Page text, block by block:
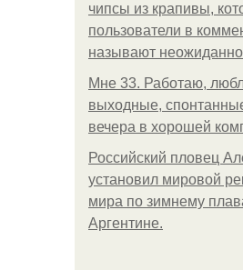
чипсы из крапивы,
пользователи в
называют
Мне 33. Работаю,
выходные,
вечера в хорошей
Российский пловец
установил мировой
мира по зимнему
Аргентине.